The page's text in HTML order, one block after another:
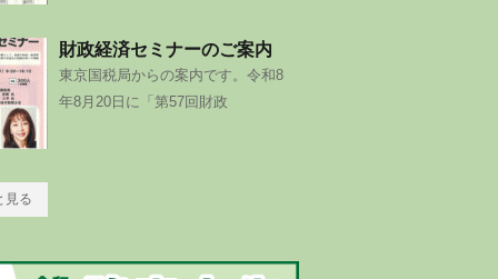
財政経済セミナーのご案内
東京国税局からの案内です。令和8
年8月20日に「第57回財政
見る